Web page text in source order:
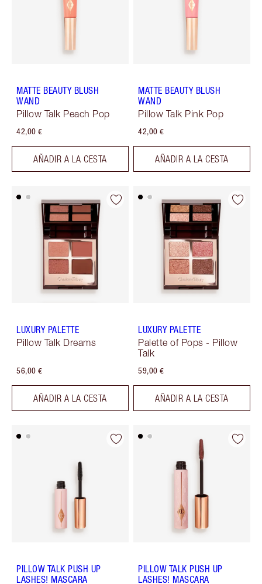
MATTE BEAUTY BLUSH
WAND
Pillow Talk Peach Pop
42,00 €
AÑADIR A LA CESTA
MATTE BEAUTY BLUSH
WAND
Pillow Talk Pink Pop
42,00 €
AÑADIR A LA CESTA
LUXURY PALETTE
Pillow Talk Dreams
56,00 €
AÑADIR A LA CESTA
LUXURY PALETTE
Palette of Pops - Pillow
Talk
59,00 €
AÑADIR A LA CESTA
PILLOW TALK PUSH UP
LASHES! MASCARA
PILLOW TALK PUSH UP
LASHES! MASCARA